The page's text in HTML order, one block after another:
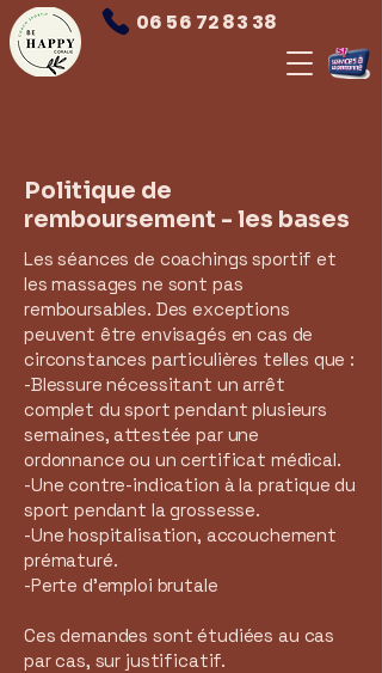
06 56 72 83 38
Politique de
remboursement - les bases
Les séances de coachings sportif et
les massages ne sont pas
remboursables. Des exceptions
peuvent être envisagés en cas de
circonstances particulières telles que :
-Blessure nécessitant un arrêt
complet du sport pendant plusieurs
semaines, attestée par une
ordonnance ou un certificat médical.
-Une contre-indication à la pratique du
sport pendant la grossesse.
-Une hospitalisation, accouchement
prématuré.
-Perte d'emploi brutale
Ces demandes sont étudiées au cas
par cas, sur justificatif.